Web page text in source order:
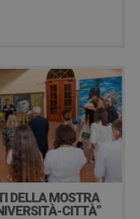
DELLA MOSTRA
CITTÀ”